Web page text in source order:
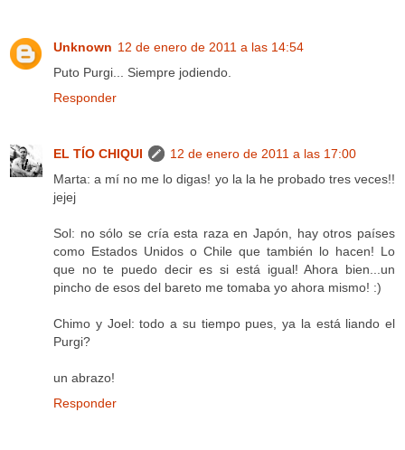
Unknown 12 de enero de 2011 a las 14:54
Puto Purgi... Siempre jodiendo.
Responder
EL TÍO CHIQUI
12 de enero de 2011 a las 17:00
Marta: a mí no me lo digas! yo la la he probado tres veces!!
jejej
Sol: no sólo se cría esta raza en Japón, hay otros países
como Estados Unidos o Chile que también lo hacen! Lo
que no te puedo decir es si está igual! Ahora bien...un
pincho de esos del bareto me tomaba yo ahora mismo! :)
Chimo y Joel: todo a su tiempo pues, ya la está liando el
Purgi?
un abrazo!
Responder